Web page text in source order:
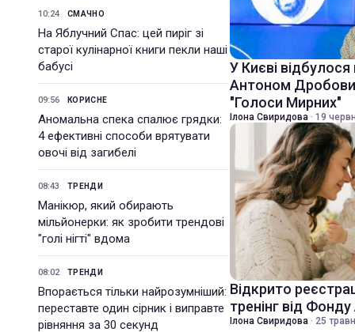
10:24 СМАЧНО
На Яблучний Спас: цей пиріг зі
старої кулінарної книги пекли наші
бабусі
09:56 КОРИСНЕ
Аномальна спека спалює грядки:
4 ефективні способи врятувати
овочі від загибелі
08:43 ТРЕНДИ
Манікюр, який обирають
мільйонерки: як зробити трендові
"голі нігті" вдома
08:02 ТРЕНДИ
Впорається тільки найрозумніший:
переставте один сірник і виправте
рівняння за 30 секунд
У Києві відбулося
Антоном
"Голоси Мирних"
Ілона Свиридова · 19
Відкрито
тренінг від
Ілона Свиридова · 25